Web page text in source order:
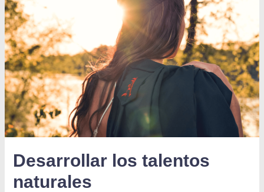
Desarrollar los talentos
naturales